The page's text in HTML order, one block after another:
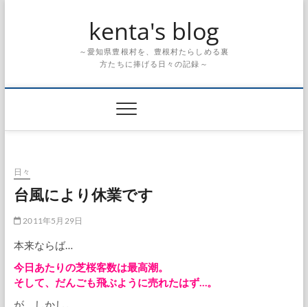
kenta's blog
～愛知県豊根村を、豊根村たらしめる裏
方たちに捧げる日々の記録～
日々
台風により休業です
2011年5月29日
本来ならば…
今日あたりの芝桜客数は最高潮。
そして、だんごも飛ぶように売れたはず…。
が、しかし。